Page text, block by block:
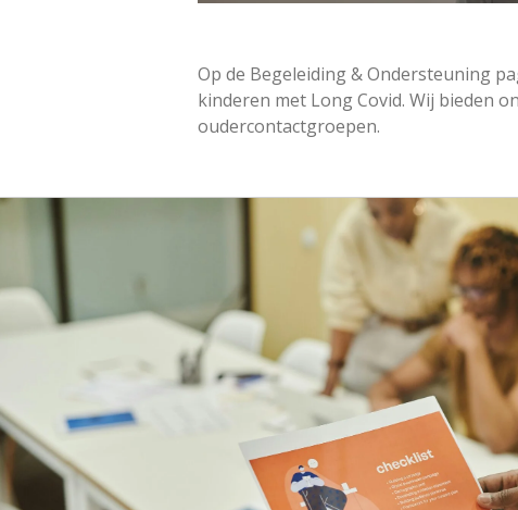
Op de Begeleiding & Ondersteuning
kinderen met Long Covid. Wij bieden
oudercontactgroepen.